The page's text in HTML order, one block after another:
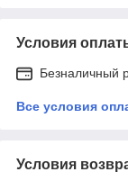
Условия
Безналичный
Все условия
Условия